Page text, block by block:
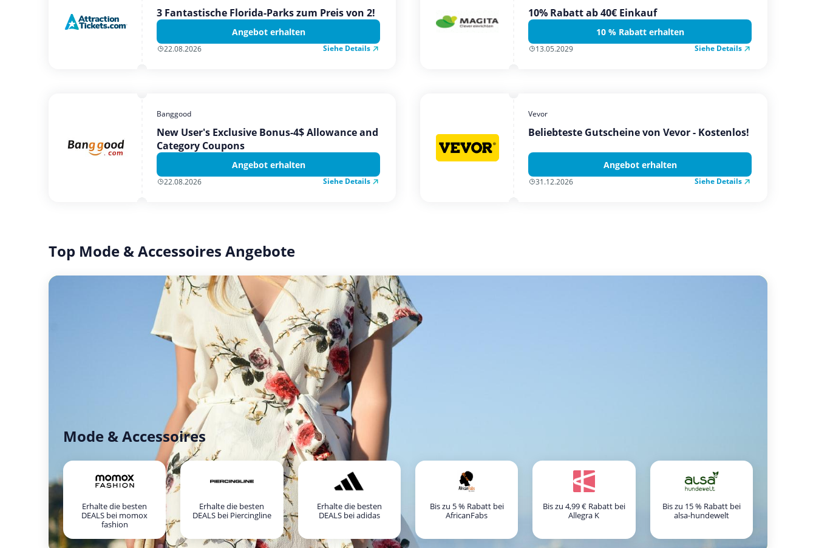
3 Fantastische Florida-Parks zum Preis von 2!
Angebot erhalten
22.08.2026 Siehe Details
10% Rabatt ab 40€ Einkauf
10 % Rabatt erhalten
13.05.2029 Siehe Details
Banggood
New User's Exclusive Bonus-4$ Allowance and
Category Coupons
Angebot erhalten
22.08.2026 Siehe Details
Vevor
Beliebteste Gutscheine von Vevor - Kostenlos!
Angebot erhalten
31.12.2026 Siehe Details
Top Mode & Accessoires Angebote
Mode & Accessoires
Erhalte die besten
DEALS bei momox
fashion
Erhalte die besten
DEALS bei Piercingline
Erhalte die besten
DEALS bei adidas
Bis zu 5 % Rabatt bei
AfricanFabs
Bis zu 4,99 € Rabatt bei
Allegra K
Bis zu 15 % Rabatt bei
alsa-hundewelt